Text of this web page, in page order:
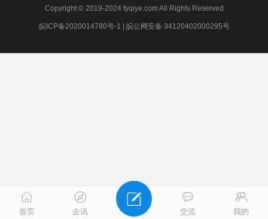
Copyright © 2019-2024 fyqiye.com All Rights Reserved
皖ICP备2020014780号-1 皖公网安备 34120402000295号
首页 企讯 交流 我的